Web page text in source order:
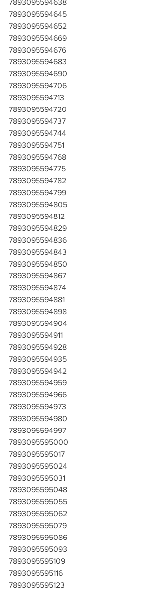
7893095594638
7893095594645
7893095594652
7893095594669
7893095594676
7893095594683
7893095594690
7893095594706
7893095594713
7893095594720
7893095594737
7893095594744
7893095594751
7893095594768
7893095594775
7893095594782
7893095594799
7893095594805
7893095594812
7893095594829
7893095594836
7893095594843
7893095594850
7893095594867
7893095594874
7893095594881
7893095594898
7893095594904
7893095594911
7893095594928
7893095594935
7893095594942
7893095594959
7893095594966
7893095594973
7893095594980
7893095594997
7893095595000
7893095595017
7893095595024
7893095595031
7893095595048
7893095595055
7893095595062
7893095595079
7893095595086
7893095595093
7893095595109
7893095595116
7893095595123